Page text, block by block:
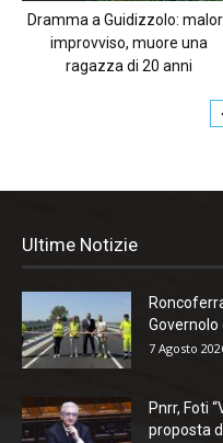
Dramma a Guidizzolo:
improvviso, muore una
ragazza di 20 anni
Ultime Notizie
Governolo
7 Agosto
Pnrr, Foti
proposta